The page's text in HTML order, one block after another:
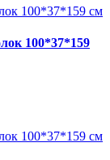
100*37*159